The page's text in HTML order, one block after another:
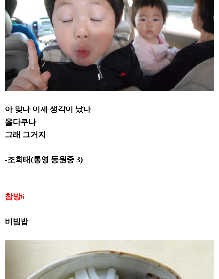
아 맞다 이제 생각이 났다
옳다쿠나
그래 그거지
-조희태(통영 동원중 3)
참방6
비빔밥